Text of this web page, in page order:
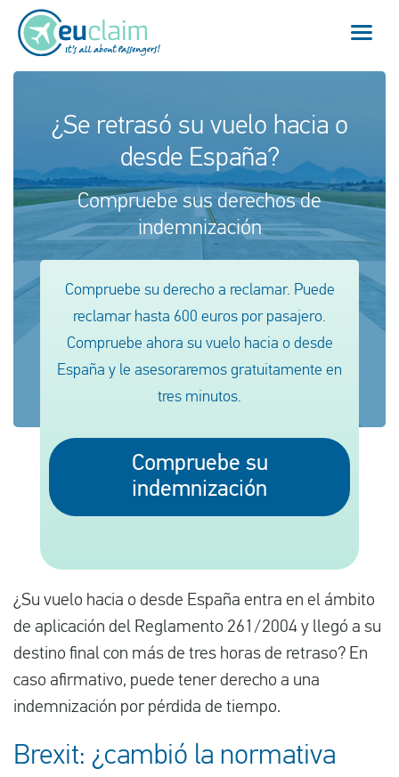
Comprobar la compensación
Español
Vuelo cancelado
Conexión perdida
Nuestro servicio
¿Se retrasó su vuelo hacia o
desde España?
Compruebe sus derechos de
indemnización
Compruebe su derecho a reclamar. Puede
reclamar hasta 600 euros por pasajero.
Compruebe ahora su vuelo hacia o desde
España y le asesoraremos gratuitamente en
tres minutos.
Compruebe su
indemnización
¿Su vuelo hacia o desde España entra en el ámbito
de aplicación del Reglamento 261/2004 y llegó a su
destino final con más de tres horas de retraso? En
caso afirmativo, puede tener derecho a una
indemnización por pérdida de tiempo.
Brexit: ¿cambió la normativa